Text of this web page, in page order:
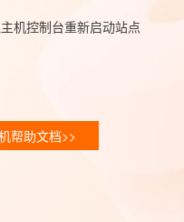
机控制台重新启动站点
帮助文档>>